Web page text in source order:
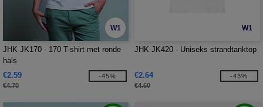
W1
JHK JK170 - 170 T-shirt met ronde
hals
€2.59
€4.70
-45%
W1
JHK JK420 - Uniseks strandtanktop
€2.64
€4.60
-43%